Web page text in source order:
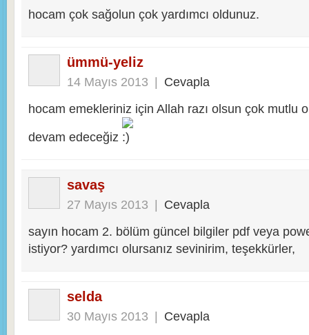
hocam çok sağolun çok yardımcı oldunuz.
ümmü-yeliz
14 Mayıs 2013 | Cevapla
hocam emekleriniz için Allah razı olsun çok mutlu
devam edeceğiz
savaş
27 Mayıs 2013 | Cevapla
sayın hocam 2. bölüm güncel bilgiler pdf veya
istiyor? yardımcı olursanız sevinirim, teşekkürler,
selda
30 Mayıs 2013 | Cevapla